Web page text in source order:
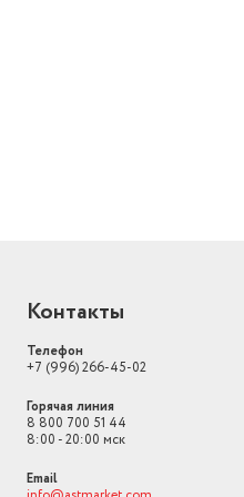
Контакты
Телефон
+7 (996) 266-45-02
Горячая линия
8 800 700 51 44
8:00 - 20:00 мск
Email